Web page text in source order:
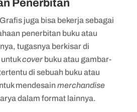
Penerbitan
juga bisa bekerja sebagai
penerbitan buku atau
tugasnya berkisar di
cover buku atau gambar-
di sebuah buku atau
mendesainmerchandise
dalam format lainnya.